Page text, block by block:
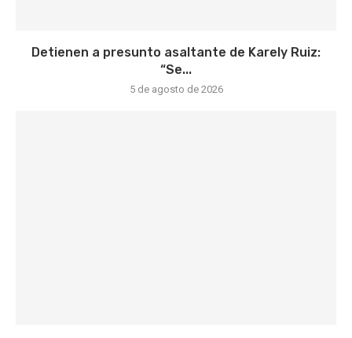
Detienen a presunto asaltante de Karely Ruiz:
“Se...
5 de agosto de 2026